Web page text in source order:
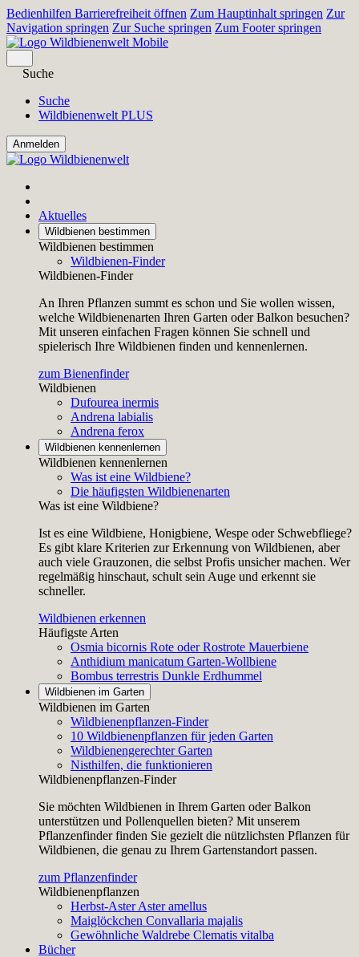
Bedienhilfen Barrierefreiheit öffnen Zum Hauptinhalt springen Zur
Navigation springen Zur Suche springen Zum Footer springen
Suche
Suche
Wildbienenwelt PLUS
Aktuelles
Wildbienen bestimmen
Wildbienen bestimmen
Wildbienen-Finder
Wildbienen-Finder
An Ihren Pflanzen summt es schon und Sie wollen wissen,
welche Wildbienenarten Ihren Garten oder Balkon besuchen?
Mit unseren einfachen Fragen können Sie schnell und
spielerisch Ihre Wildbienen finden und kennenlernen.
zum Bienenfinder
Wildbienen
Dufourea inermis
Andrena labialis
Andrena ferox
Wildbienen kennenlernen
Wildbienen kennenlernen
Was ist eine Wildbiene?
Die häufigsten Wildbienenarten
Was ist eine Wildbiene?
Ist es eine Wildbiene, Honigbiene, Wespe oder Schwebfliege?
Es gibt klare Kriterien zur Erkennung von Wildbienen, aber
auch viele Grauzonen, die selbst Profis unsicher machen. Wer
regelmäßig hinschaut, schult sein Auge und erkennt sie
schneller.
Wildbienen erkennen
Häufigste Arten
Osmia bicornis Rote oder Rostrote Mauerbiene
Anthidium manicatum Garten-Wollbiene
Bombus terrestris Dunkle Erdhummel
Wildbienen im Garten
Wildbienen im Garten
Wildbienenpflanzen-Finder
10 Wildbienenpflanzen für jeden Garten
Wildbienengerechter Garten
Nisthilfen, die funktionieren
Wildbienenpflanzen-Finder
Sie möchten Wildbienen in Ihrem Garten oder Balkon
unterstützen und Pollenquellen bieten? Mit unserem
Pflanzenfinder finden Sie gezielt die nützlichsten Pflanzen für
Wildbienen, die genau zu Ihrem Gartenstandort passen.
zum Pflanzenfinder
Wildbienenpflanzen
Herbst-Aster Aster amellus
Maiglöckchen Convallaria majalis
Gewöhnliche Waldrebe Clematis vitalba
Bücher